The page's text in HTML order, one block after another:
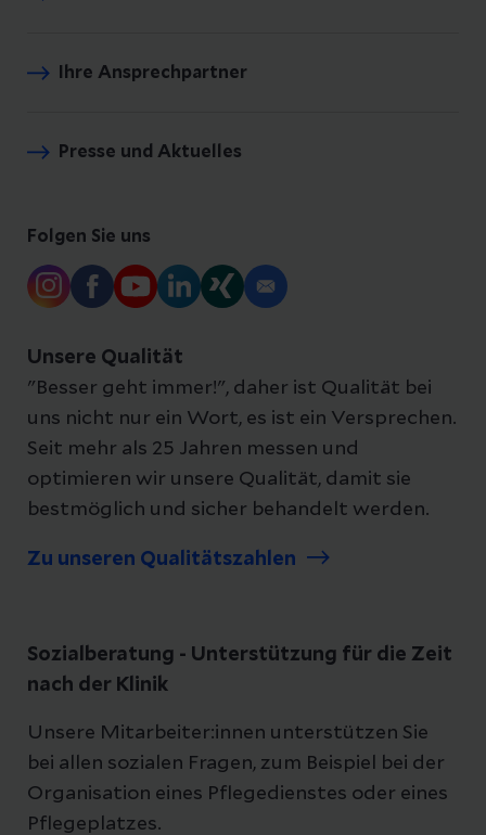
Ihre Ansprechpartner
Presse und Aktuelles
Folgen Sie uns
Unsere Qualität
"Besser geht immer!", daher ist Qualität bei
uns nicht nur ein Wort, es ist ein Versprechen.
Seit mehr als 25 Jahren messen und
optimieren wir unsere Qualität, damit sie
bestmöglich und sicher behandelt werden.
Zu unseren Qualitätszahlen
Sozialberatung - Unterstützung für die Zeit
nach der Klinik
Unsere Mitarbeiter:innen unterstützen Sie
bei allen sozialen Fragen, zum Beispiel bei der
Organisation eines Pflegedienstes oder eines
Pflegeplatzes.